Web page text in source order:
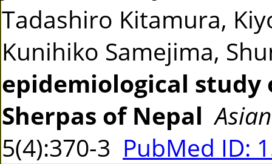
Tadashiro Kitamura,
Kunihiko Samejima,
epidemiological study
Sherpas of Nepal
5(4):370-3 PubMed ID: